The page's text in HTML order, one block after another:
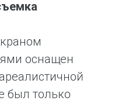
оснащен
был только